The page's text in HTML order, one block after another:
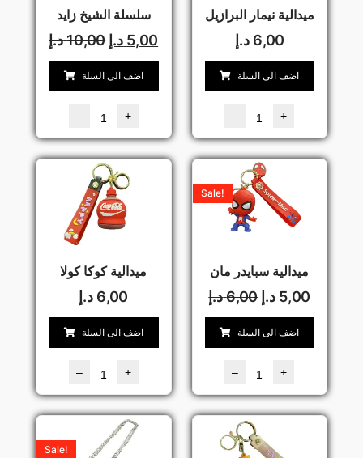
سلسلة الشيخ زايد
10,00د.إ 5,00 د.إ
اضف الى السلة
– +
ميدالية نيمار البرازيل
6,00 د.إ
اضف الى السلة
– +
ميدالية كوكا كولا
6,00 د.إ
اضف الى السلة
– +
ميدالية سبايدر مان
Sale!
6,00د.إ 5,00 د.إ
اضف الى السلة
– +
Sale!